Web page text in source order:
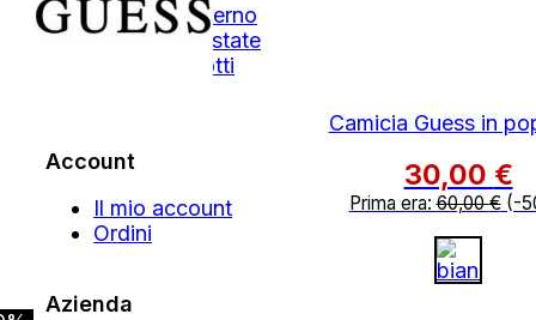
Camicia Guess in
30,00 €
Prima era:60,00€(-
Autunno Inverno
Primavera Estate
Tutti i Prodotti
Account
Il mio account
Ordini
Azienda